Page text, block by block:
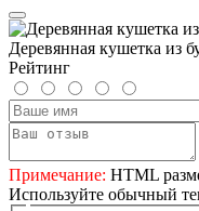
Деревянная кушетка из
Рейтинг
Примечание: HTML
Используйте обычный